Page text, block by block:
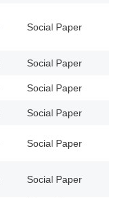
Social Paper
Social Paper
Social Paper
Social Paper
Social Paper
Social Paper